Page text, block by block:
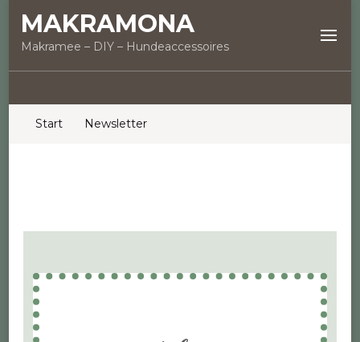
MAKRAMONA
Makramee – DIY – Hundeaccessoires
Start Newsletter